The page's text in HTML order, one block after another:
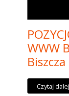
WWW
Biszcza
Czytaj dalej